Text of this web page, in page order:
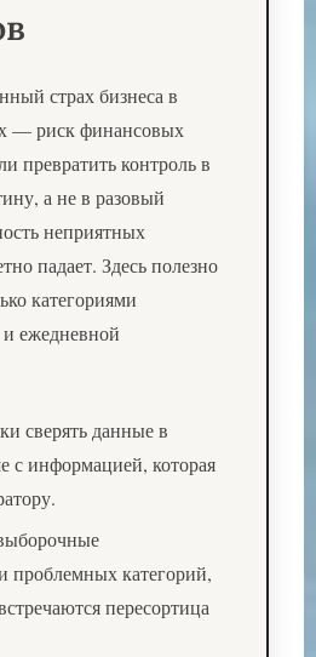
страх бизнеса в
— риск финансовых
превратить контроль в
а не в разовый
неприятных
падает. Здесь полезно
категориями
ежедневной
сверять данные в
с информацией, которая
проблемных категорий,
пересортица